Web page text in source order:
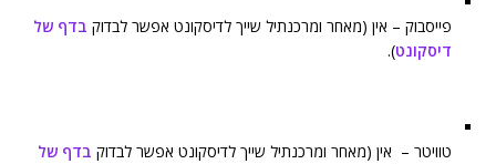
פייסבוק – אין (מאחר ומרכנתיל שייך לדיסקונט אפשר לבדוק בדף של
דיסקונט).
טוויטר – אין (מאחר ומרכנתיל שייך לדיסקונט אפשר לבדוק בדף של